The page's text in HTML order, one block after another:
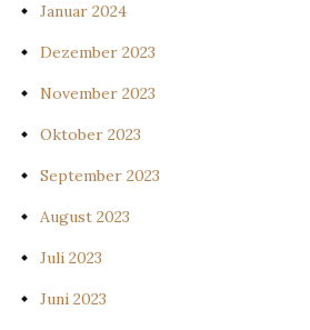
Januar 2024
Dezember 2023
November 2023
Oktober 2023
September 2023
August 2023
Juli 2023
Juni 2023